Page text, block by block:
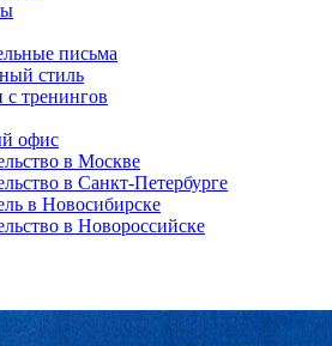
письма
стиль
тренингов
офис
в Москве
в Санкт-Петербурге
в Новосибирске
в Новороссийске